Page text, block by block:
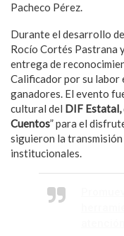
Pacheco Pérez.
Durante el desarrollo
Rocío Cortés Pastrana
entrega de
Calificador por su labor
ganadores. El evento
cultural del DIF Estatal,
Cuentos” para el
siguieron la
institucionales.